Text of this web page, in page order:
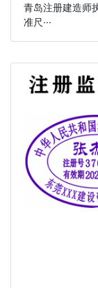
青岛注册建造师
准尺···